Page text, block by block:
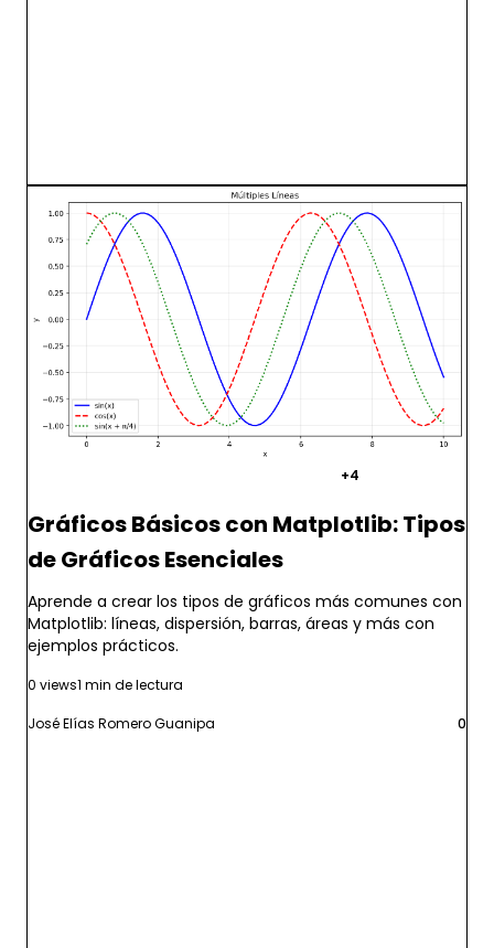
+4
Gráficos Básicos con Matplotlib: Tipos
de Gráficos Esenciales
Aprende a crear los tipos de gráficos más comunes con
Matplotlib: líneas, dispersión, barras, áreas y más con
ejemplos prácticos.
0 views1 min de lectura
José Elías Romero Guanipa 0